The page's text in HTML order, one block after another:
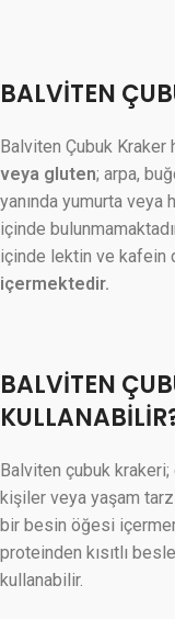
BALVİTEN
Balviten Çubuk Kraker
veya gluten; arpa,
yanında yumurta veya
içinde
içinde lektin ve kafein
içermektedir.
BALVİTEN
Balviten çubuk krakeri;
kişiler veya yaşam
bir besin öğesi
proteinden kısıtlı
kullanabilir.